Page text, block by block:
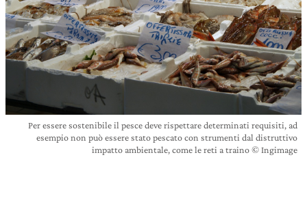
Per essere sostenibile il pesce deve rispettare determinati requisiti, ad
esempio non può essere stato pescato con strumenti dal distruttivo
impatto ambientale, come le reti a traino © Ingimage